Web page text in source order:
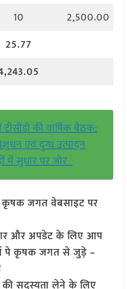
10
2,500.00
25.77
की वार्षिक बैठक:
एवं दुग्ध उत्पादन
में सुधार पर जोर
कृषक जगत वेबसाइट पर
और अपडेट के लिए आप
पे कृषक जगत से जुड़े –